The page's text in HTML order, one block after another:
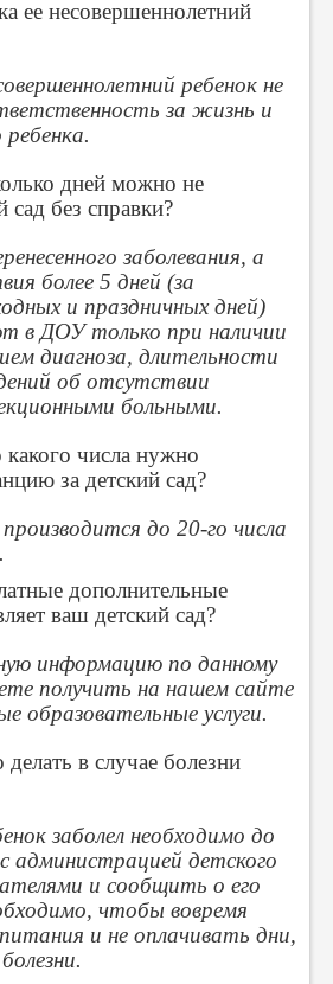
ее несовершеннолетний
ребенок не
за жизнь и
ребенка.
дней можно не
сад без справки?
заболевания, а
более 5 дней (за
и праздничных дней)
в ДОУ только при наличии
диагноза, длительности
об отсутствии
больными.
числа нужно
за детский сад?
до 20-го числа
дополнительные
ваш детский сад?
информацию по данному
получить на нашем сайте
образовательные услуги.
в случае болезни
заболел необходимо до
администрацией детского
и сообщить о его
чтобы вовремя
и не оплачивать дни,